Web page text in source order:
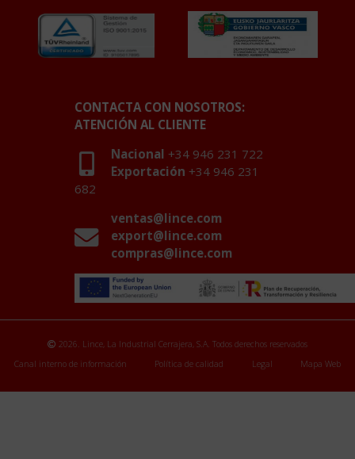
CONTACTA CON NOSOTROS:
ATENCIÓN AL CLIENTE
Nacional +34 946 231 722
Exportación +34 946 231
682
ventas@lince.com
export@lince.com
compras@lince.com
2026. Lince, La Industrial Cerrajera, S.A. Todos derechos reservados
Canal interno de información
Política de calidad Legal Mapa Web